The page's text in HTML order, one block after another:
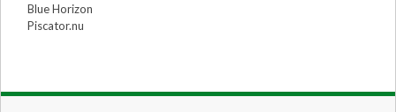
Blue Horizon
Piscator.nu